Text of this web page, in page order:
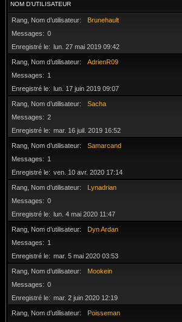
NOM D’UTILISATEUR
Rang, Nom d’utilisateur
Brunehault
Messages
0
Enregistré le
lun. 27 mai 2019 09:42
Rang, Nom d’utilisateur
AdrienR09
Messages
1
Enregistré le
lun. 17 juin 2019 09:07
Rang, Nom d’utilisateur
Sacha
Messages
2
Enregistré le
mar. 16 juil. 2019 16:52
Rang, Nom d’utilisateur
Samarcand
Messages
1
Enregistré le
ven. 10 avr. 2020 17:14
Rang, Nom d’utilisateur
Lynadrian
Messages
0
Enregistré le
lun. 4 mai 2020 11:47
Rang, Nom d’utilisateur
Dyn Ardan
Messages
1
Enregistré le
mar. 5 mai 2020 03:53
Rang, Nom d’utilisateur
Mookein
Messages
0
Enregistré le
mar. 2 juin 2020 12:19
Rang, Nom d’utilisateur
Poisseman